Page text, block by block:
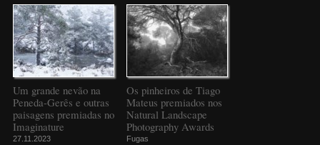
Um grande nevão na
Peneda-Gerês e outras
paisagens premiadas no
Imaginature
27.11.2023
Os pinheiros de Tiago
Mateus premiados nos
Natural Landscape
Photography Awards
Fugas